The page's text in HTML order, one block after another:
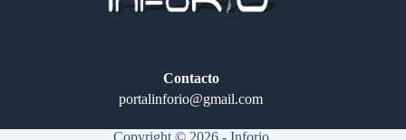
Contacto
portalinforio@gmail.com
Copyright © 2026 - Inforio